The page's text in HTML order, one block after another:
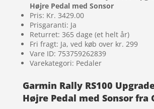
Højre Pedal med Sonsor
Pris: Kr. 3429.00
Prisgaranti: Ja
Returret: 365 dage (et helt år)
Fri fragt: Ja, ved køb over kr. 299
Vare ID: 753759262839
Varekategori: Pedaler
Garmin Rally RS100
Højre Pedal med Sonsor fra